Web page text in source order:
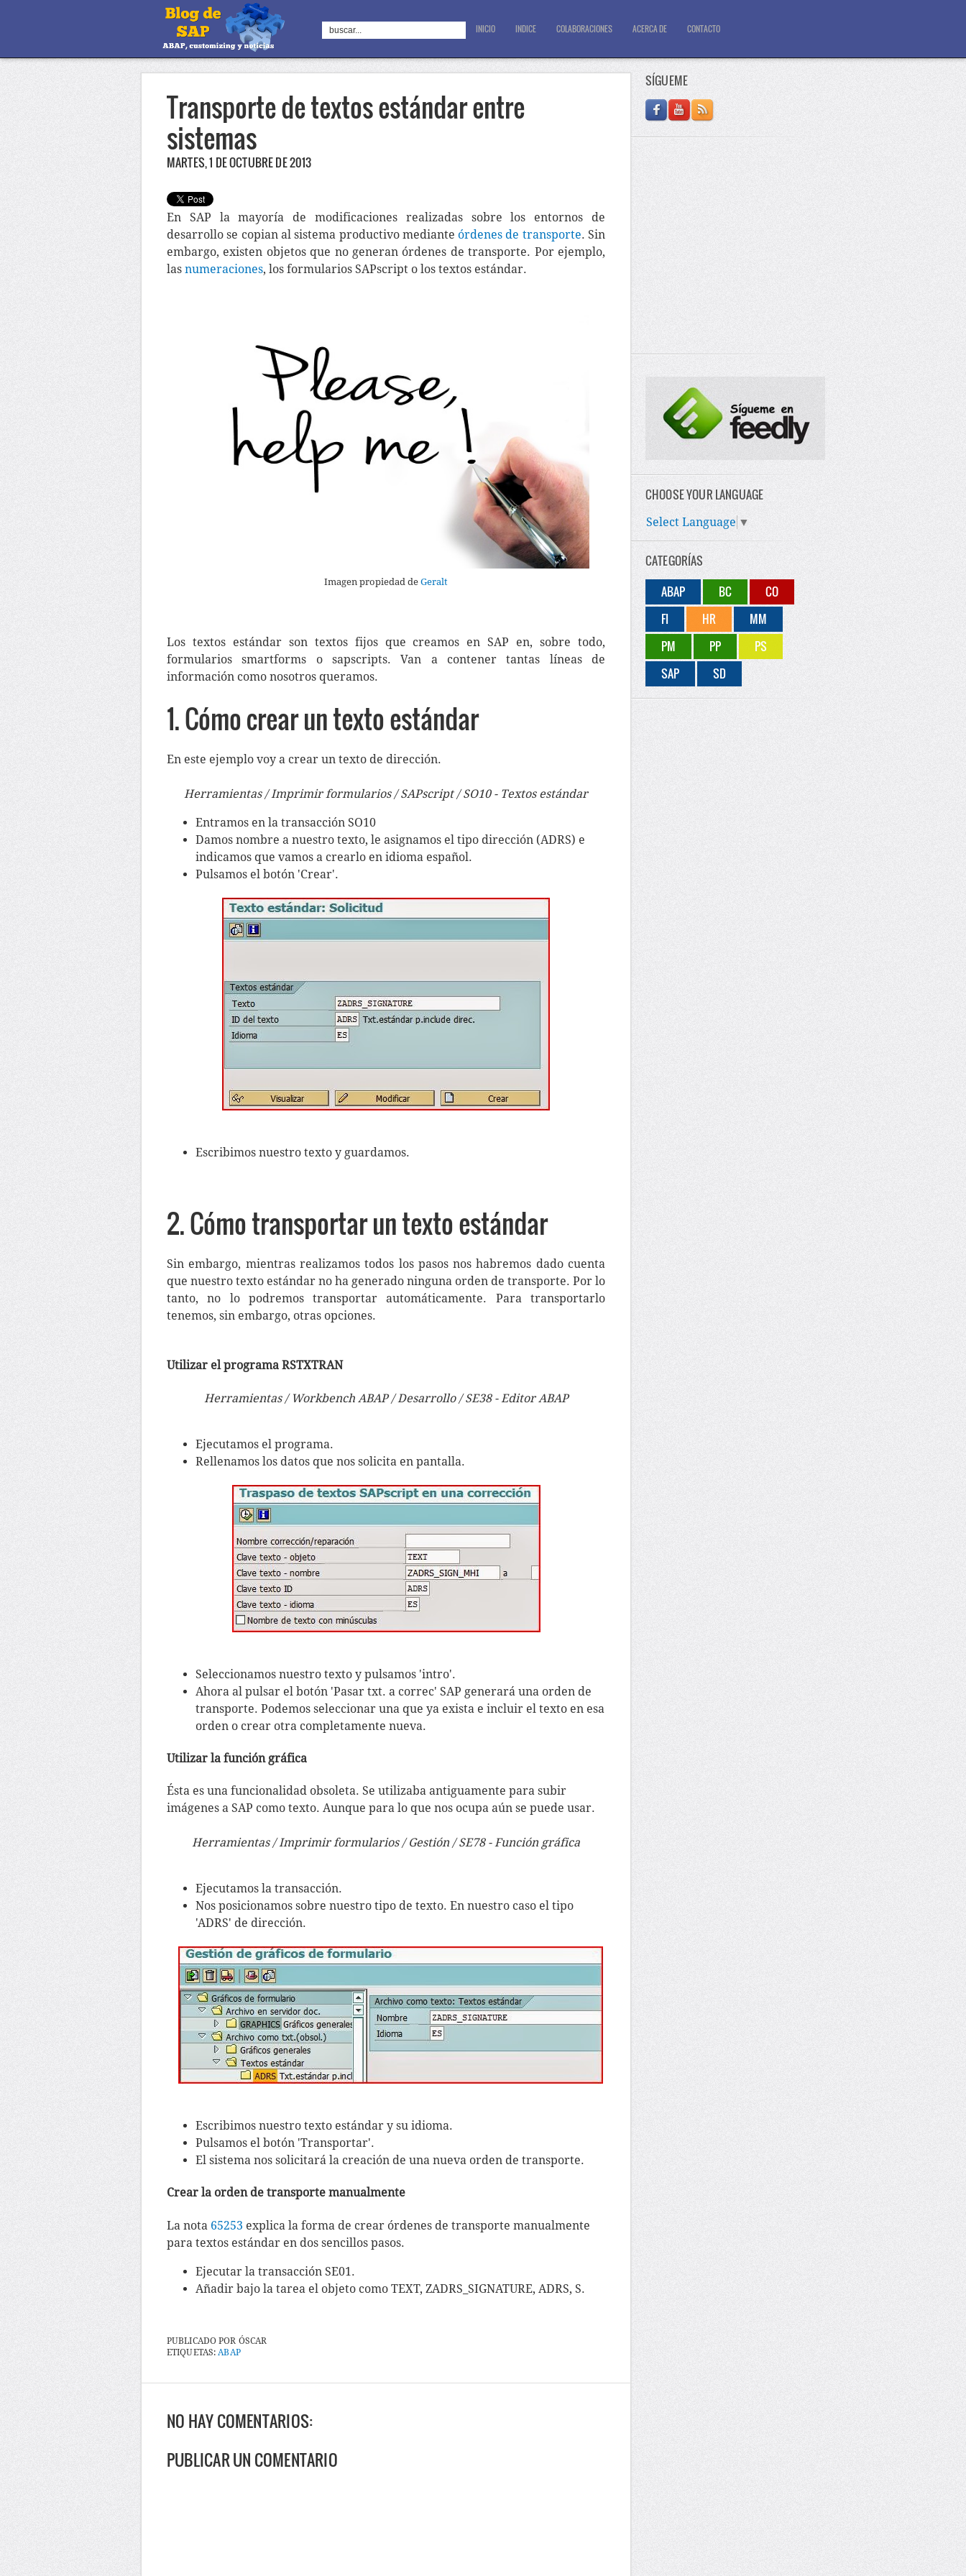
INICIO INDICE COLABORACIONES ACERCA DE CONTACTO
Transporte de textos estándar entre
sistemas
MARTES, 1 DE OCTUBRE DE 2013
En SAP la mayoría de modificaciones realizadas sobre los entornos de
desarrollo se copian al sistema productivo medianteórdenes de transporte. Sin
embargo, existen objetos que no generan órdenes de transporte. Por ejemplo,
las numeraciones, los formularios SAPscript o los textos estándar.
Imagen propiedad de Geralt
Los textos estándar son textos fijos que creamos en SAP en, sobre todo,
formularios smartforms o sapscripts. Van a contener tantas líneas de
información como nosotros queramos.
1. Cómo crear un texto estándar
En este ejemplo voy a crear un texto de dirección.
Herramientas / Imprimir formularios / SAPscript / SO10 - Textos estándar
Entramos en la transacción SO10
Damos nombre a nuestro texto, le asignamos el tipo dirección (ADRS) e
indicamos que vamos a crearlo en idioma español.
Pulsamos el botón 'Crear'.
Escribimos nuestro texto y guardamos.
2. Cómo transportar un texto estándar
Sin embargo, mientras realizamos todos los pasos nos habremos dado cuenta
que nuestro texto estándar no ha generado ninguna orden de transporte. Por lo
tanto, no lo podremos transportar automáticamente. Para transportarlo
tenemos, sin embargo, otras opciones.
Utilizar el programa RSTXTRAN
Herramientas / Workbench ABAP / Desarrollo / SE38 - Editor ABAP
Ejecutamos el programa.
Rellenamos los datos que nos solicita en pantalla.
Seleccionamos nuestro texto y pulsamos 'intro'.
Ahora al pulsar el botón 'Pasar txt. a correc' SAP generará una orden de
transporte. Podemos seleccionar una que ya exista e incluir el texto en esa
orden o crear otra completamente nueva.
Utilizar la función gráfica
Ésta es una funcionalidad obsoleta. Se utilizaba antiguamente para subir
imágenes a SAP como texto. Aunque para lo que nos ocupa aún se puede usar.
Herramientas / Imprimir formularios / Gestión / SE78 - Función gráfica
Ejecutamos la transacción.
Nos posicionamos sobre nuestro tipo de texto. En nuestro caso el tipo
'ADRS' de dirección.
Escribimos nuestro texto estándar y su idioma.
Pulsamos el botón 'Transportar'.
El sistema nos solicitará la creación de una nueva orden de transporte.
Crear la orden de transporte manualmente
La nota 65253 explica la forma de crear órdenes de transporte manualmente
para textos estándar en dos sencillos pasos.
Ejecutar la transacción SE01.
Añadir bajo la tarea el objeto como TEXT, ZADRS_SIGNATURE, ADRS, S.
PUBLICADO POR ÓSCAR
ETIQUETAS: ABAP
NO HAY COMENTARIOS:
PUBLICAR UN COMENTARIO
SÍGUEME
CHOOSE YOUR LANGUAGE
Select Language ▼
CATEGORÍAS
ABAP
BC
CO
FI
HR
MM
PM
PP
PS
SAP
SD